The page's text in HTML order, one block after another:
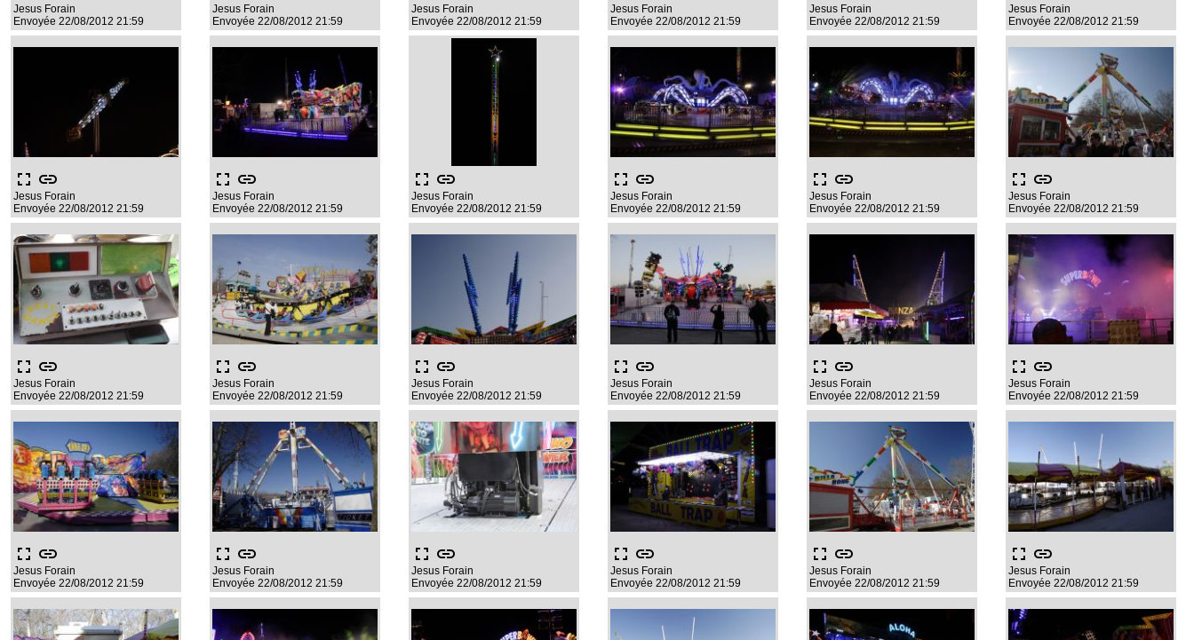
Jesus Forain
Envoyée 22/08/2012 21:59
Jesus Forain
Envoyée 22/08/2012 21:59
Jesus Forain
Envoyée 22/08/2012 21:59
Jesus Forain
Envoyée 22/08/2012 21:59
Jesus Forain
Envoyée 22/08/2012 21:59
Jesus Forain
Envoyée 22/08/2012 21:59
fullscreen link
Jesus Forain
Envoyée 22/08/2012 21:59
fullscreen link
Jesus Forain
Envoyée 22/08/2012 21:59
fullscreen link
Jesus Forain
Envoyée 22/08/2012 21:59
fullscreen link
Jesus Forain
Envoyée 22/08/2012 21:59
fullscreen link
Jesus Forain
Envoyée 22/08/2012 21:59
fullscreen link
Jesus Forain
Envoyée 22/08/2012 21:59
fullscreen link
Jesus Forain
Envoyée 22/08/2012 21:59
fullscreen link
Jesus Forain
Envoyée 22/08/2012 21:59
fullscreen link
Jesus Forain
Envoyée 22/08/2012 21:59
fullscreen link
Jesus Forain
Envoyée 22/08/2012 21:59
fullscreen link
Jesus Forain
Envoyée 22/08/2012 21:59
fullscreen link
Jesus Forain
Envoyée 22/08/2012 21:59
fullscreen link
Jesus Forain
Envoyée 22/08/2012 21:59
fullscreen link
Jesus Forain
Envoyée 22/08/2012 21:59
fullscreen link
Jesus Forain
Envoyée 22/08/2012 21:59
fullscreen link
Jesus Forain
Envoyée 22/08/2012 21:59
fullscreen link
Jesus Forain
Envoyée 22/08/2012 21:59
fullscreen link
Jesus Forain
Envoyée 22/08/2012 21:59